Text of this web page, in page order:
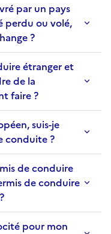
par un pays
perdu ou volé,
?
étranger et
de la
faire ?
suis-je
conduite ?
de conduire
de conduire
pour mon